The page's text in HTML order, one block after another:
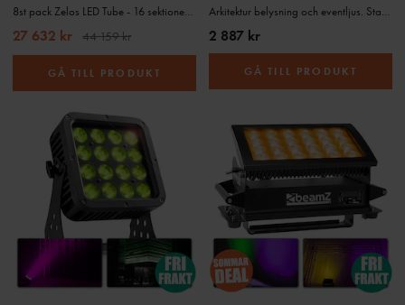
8st pack Zelos LED Tube - 16 sektioner och IP65 klassning
27 632 kr 44 159 kr
GÅ TILL PRODUKT
Arkitektur belysning och eventljus. Starcolor 72 LED Flood Light WallWash 9X 8W IP65 RGBW
2 887 kr
GÅ TILL PRODUKT